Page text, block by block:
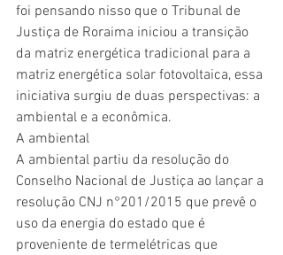
foi pensando nisso que o Tribunal de
Justiça de Roraima iniciou a transição
da matriz energética tradicional para a
matriz energética solar fotovoltaica, essa
iniciativa surgiu de duas perspectivas: a
ambiental e a econômica.
A ambiental
A ambiental partiu da resolução do
Conselho Nacional de Justiça ao lançar a
resolução CNJ n°201/2015 que prevê o
uso da energia do estado que é
proveniente de termelétricas que